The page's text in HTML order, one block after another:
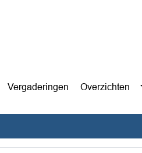
Vergaderingen Overzichten